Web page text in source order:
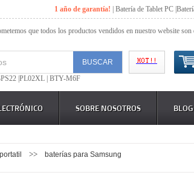
1 año de garantía! |Batería de Tablet PC |
que todos los productos vendidos en nuestro website
| PL02XL | BTY-M6F
SOBRE NOSOTROS BLOG
>>
baterías para Samsung